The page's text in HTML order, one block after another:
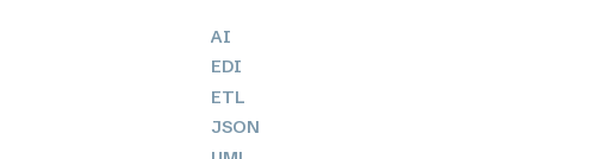
AI
EDI
ETL
JSON